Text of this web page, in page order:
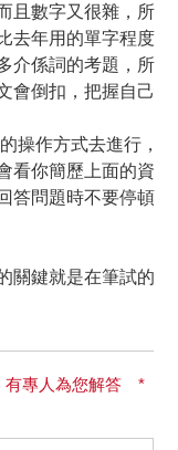
且數字又很雜，所
去年用的單字程度
介係詞的考題，所
會倒扣，把握自己
操作方式去進行，
看你簡歷上面的資
答問題時不要停頓
關鍵就是在筆試的
有專人為您解答 *